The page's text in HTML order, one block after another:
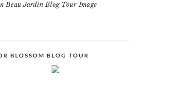
BLOSSOM BLOG TOUR